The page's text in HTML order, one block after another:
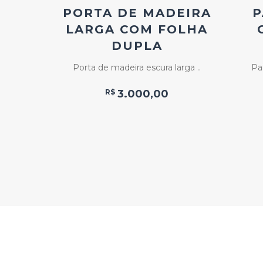
PORTA DE MADEIRA
LARGA COM FOLHA
DUPLA
Porta de madeira escura larga ..
R$ 3.000,00